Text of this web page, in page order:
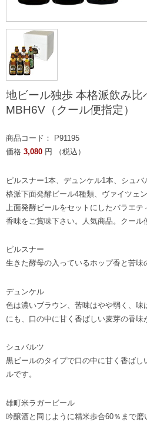
地ビール独歩 本格派飲み比
MBH6V（クール便指定）
商品コード： P91195
価格 3,080 円 （税込）
ピルスナー1本、デュンケル1本、シュ
格派下面発酵ビール4種類、ヴァイツェ
上面発酵ビールをセットにしたバラエ
香味をご賞味下さい。人気商品。クール
ピルスナー
生きた酵母の入っているホップ香と苦味
デュンケル
色は濃いブラウン、苦味はやや弱く、味
にも、口の中に甘く香ばしい麦芽の香味
シュバルツ
黒ビールのタイプで口の中に甘く香ばし
ルです。
雄町米ラガービール
吟醸酒と同じように精米歩合60％まで